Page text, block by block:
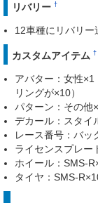
リバリー †
12車種にリバリー
カスタムアイテム †
アバター：女性
リングが×10）
パターン：その他
デカール：スタイ
レース番号：バッ
ライセンスプレー
ホイール：SMS-
タイヤ：SMS-